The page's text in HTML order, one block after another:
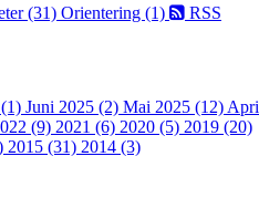
(31) Orientering (1) RSS
Juni 2025 (2) Mai 2025 (12)
(9) 2021 (6) 2020 (5) 2019 (20)
2015 (31) 2014 (3)